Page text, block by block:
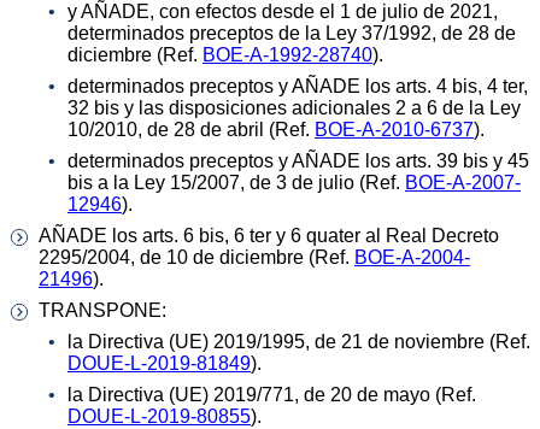
y AÑADE, con efectos desde el 1 de julio de 2021,
determinados preceptos de la Ley 37/1992, de 28 de
diciembre (Ref. BOE-A-1992-28740).
determinados preceptos y AÑADE los arts. 4 bis, 4 ter,
32 bis y las disposiciones adicionales 2 a 6 de la Ley
10/2010, de 28 de abril (Ref. BOE-A-2010-6737).
determinados preceptos y AÑADE los arts. 39 bis y 45
bis a la Ley 15/2007, de 3 de julio (Ref. BOE-A-2007-
12946).
AÑADE los arts. 6 bis, 6 ter y 6 quater al Real Decreto
2295/2004, de 10 de diciembre (Ref. BOE-A-2004-
21496).
TRANSPONE:
la Directiva (UE) 2019/1995, de 21 de noviembre (Ref.
DOUE-L-2019-81849).
la Directiva (UE) 2019/771, de 20 de mayo (Ref.
DOUE-L-2019-80855).